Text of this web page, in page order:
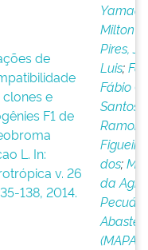
de
e
F1 de
L. In:
v. 26
138, 2014.
Milton
Pires,
Luis;
Fábio
Santos,
Ramon
dos;
da
(MAPA)